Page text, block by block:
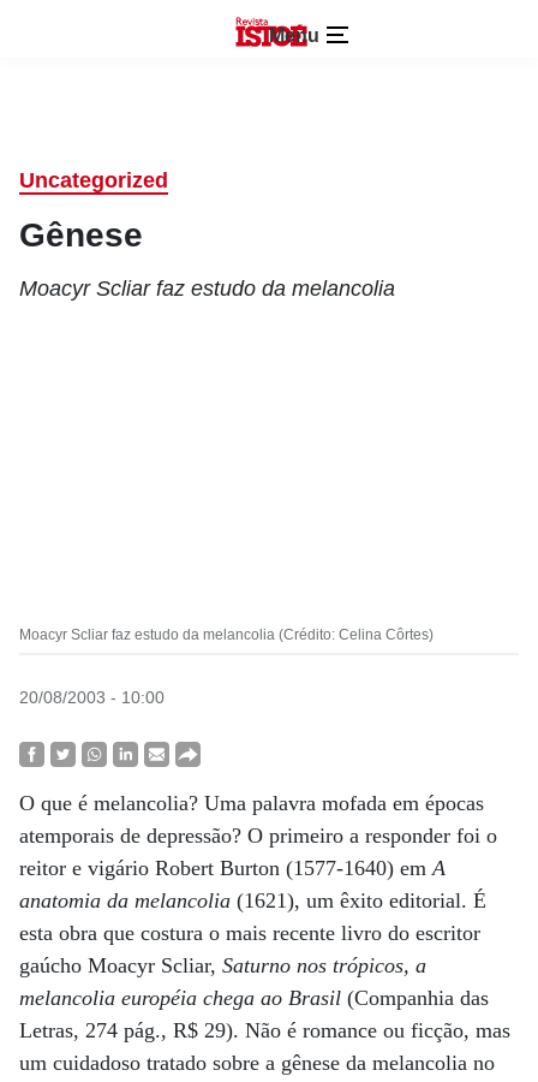
Menu
Uncategorized
Gênese
Moacyr Scliar faz estudo da melancolia
Moacyr Scliar faz estudo da melancolia (Crédito: Celina Côrtes)
20/08/2003 - 10:00
O que é melancolia? Uma palavra mofada em épocas
atemporais de depressão? O primeiro a responder foi o
reitor e vigário Robert Burton (1577-1640) emA
anatomia da melancolia (1621), um êxito editorial. É
esta obra que costura o mais recente livro do escritor
gaúcho Moacyr Scliar, Saturno nos trópicos, a
melancolia européia chega ao Brasil (Companhia das
Letras, 274 pág., R$ 29). Não é romance ou ficção, mas
um cuidadoso tratado sobre a gênese da melancolia no